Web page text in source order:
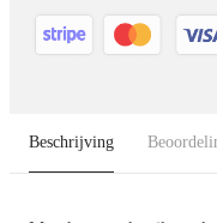
Beschrijving